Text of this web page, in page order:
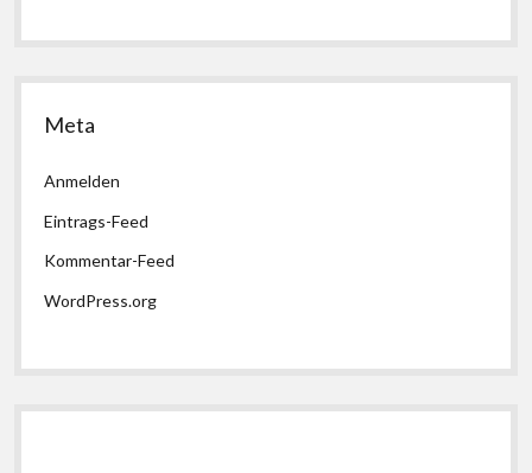
Meta
Anmelden
Eintrags-Feed
Kommentar-Feed
WordPress.org